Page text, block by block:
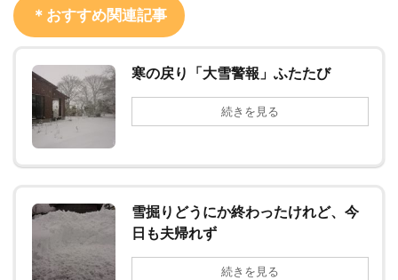
＊おすすめ関連記事
寒の戻り「大雪警報」ふたたび
続きを見る
雪掘りどうにか終わったけれど、今
日も夫帰れず
続きを見る